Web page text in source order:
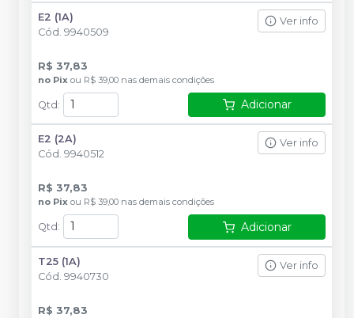
E2 (1A)
Cód. 9940509
Ver info
R$ 37,83
no Pix ou R$ 39,00 nas demais condições
Qtd: Adicionar
E2 (2A)
Cód. 9940512
Ver info
R$ 37,83
no Pix ou R$ 39,00 nas demais condições
Qtd : Adicionar
T25 (1A)
Cód. 9940730
Ver info
R$ 37,83